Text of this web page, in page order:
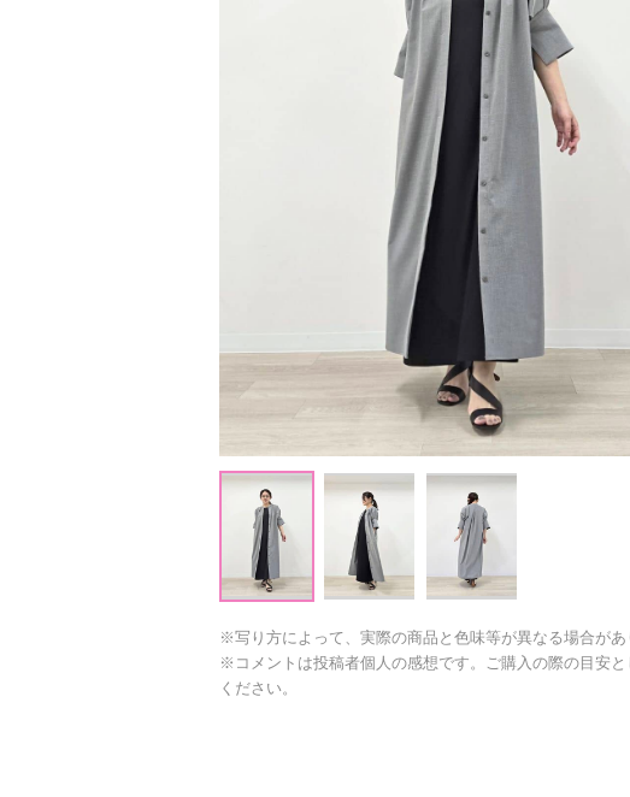
※写り方によって、実際の商品と色味等が異なる場合があ
※コメントは投稿者個人の感想です。ご購入の際の目安と
ください。